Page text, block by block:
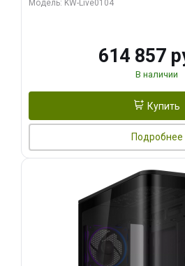
Модель: KW-Live0104
614 857
В наличии
Купить
Подробнее